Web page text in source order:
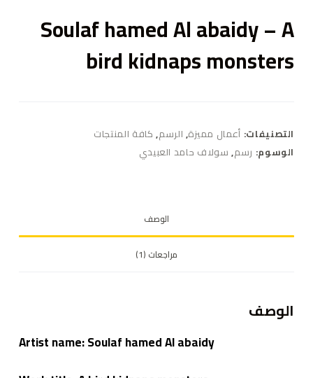
Soulaf hamed Al abaidy – A
bird kidnaps monsters
التصنيفات: أعمال مميزة, الرسم, كافة المنتجات
الوسوم: رسم, سولاف حامد العبيدي
الوصف
مراجعات (1)
الوصف
Artist name:Soulaf hamed Al abaidy